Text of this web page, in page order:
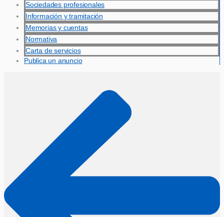
Sociedades profesionales
Información y tramitación
Memorias y cuentas
Normativa
Carta de servicios
Publica un anuncio